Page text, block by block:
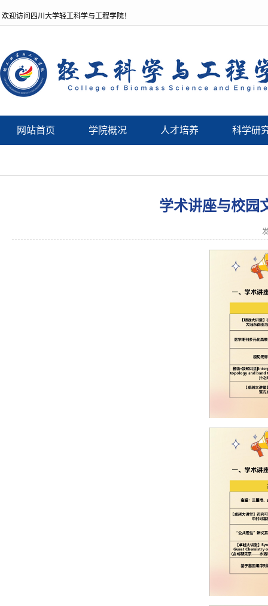
欢迎访问四川大学轻工科学与工程学院！
网站首页 学院概况 人才培养 科学研
学术讲座与校园